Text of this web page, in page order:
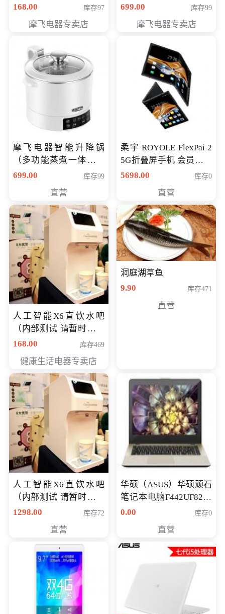
168.00 库存97
摩飞电器专卖店
（智能升降养生锅） 会
699.00 库存99
摩飞电器专卖店
摩飞电器智能升降锅
（多功能蒸煮一体锅）
（智能升降养生锅） 会
699.00 库存99
直营
柔宇 ROYOLE FlexPai 2
5G折叠屏手机 会员专享
购买价格 4998元
5698.00 库存0
直营
人工智能X6直饮水吧
（内部测试 请暂时不要
购买）
168.00 库存469
健康生活电器专卖店
洞庭湖草鱼
9.90
库存471
直营
人工智能X6直饮水吧
（内部测试 请暂时不要
购买）
1298.00 库存72
直营
华硕（ASUS）华硕顽石
笔记本电脑F442UF8250
八代独显轻薄办公商务
0.00 库存0
直营